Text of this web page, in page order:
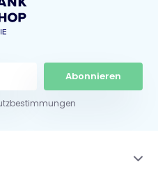
Abonnieren